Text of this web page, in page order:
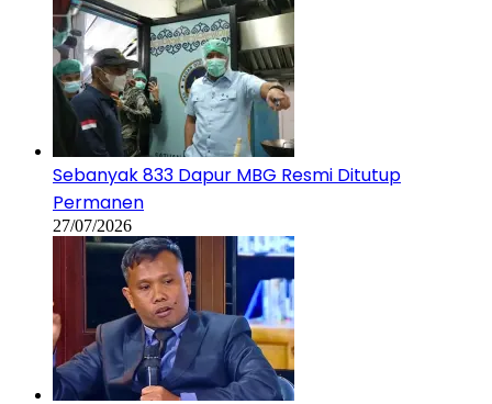
Sebanyak 833 Dapur MBG Resmi Ditutup
Permanen
27/07/2026